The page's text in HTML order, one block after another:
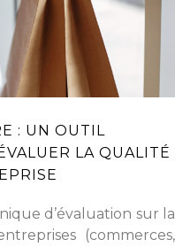
: UN OUTIL
LA QUALITÉ
d’évaluation sur la
(commerces,